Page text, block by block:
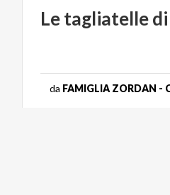
Letagliatelledi
da FAMIGLIA ZORDAN -